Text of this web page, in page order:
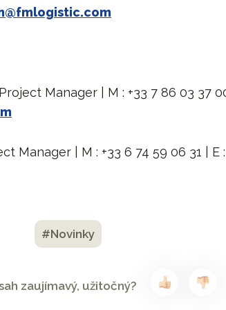
Manager | M : +33 7 86 03 37
Manager | M : +33 6 74 59 06 31 | E :
#Novinky
zaujímavý, užitočný?